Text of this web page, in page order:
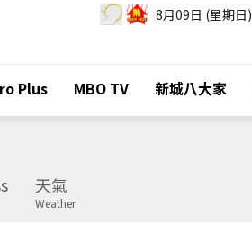
8月09日 (星期日)
Plus MBO TV 新城八大家
天氣
Weather